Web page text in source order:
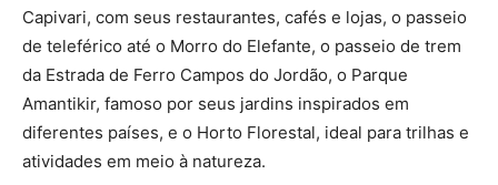
Capivari, com seus restaurantes, cafés e lojas, o passeio
de teleférico até o Morro do Elefante, o passeio de trem
da Estrada de Ferro Campos do Jordão, o Parque
Amantikir, famoso por seus jardins inspirados em
diferentes países, e o Horto Florestal, ideal para trilhas e
atividades em meio à natureza.